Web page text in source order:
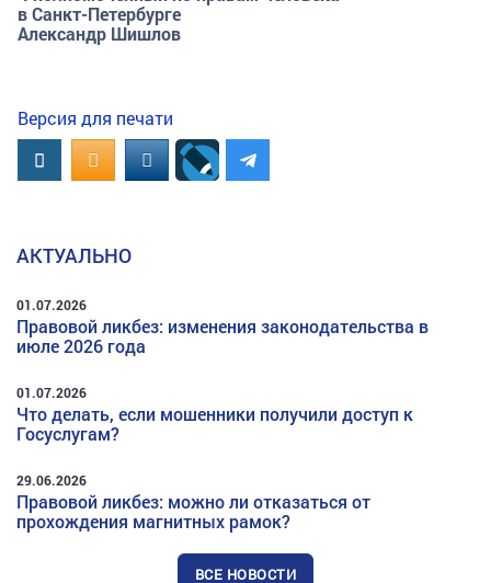
в Санкт-Петербурге
Александр Шишлов
Версия для печати
ВконтактеOK.RUMAIL.RU
АКТУАЛЬНО
01.07.2026
Правовой ликбез: изменения законодательства в
июле 2026 года
01.07.2026
Что делать, если мошенники получили доступ к
Госуслугам?
29.06.2026
Правовой ликбез: можно ли отказаться от
прохождения магнитных рамок?
ВСЕ НОВОСТИ